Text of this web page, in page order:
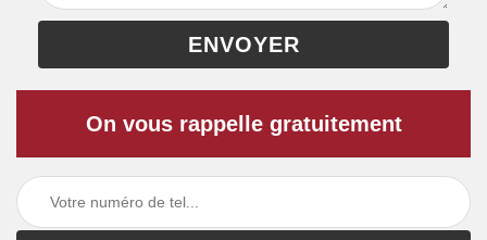
On vous rappelle gratuitement